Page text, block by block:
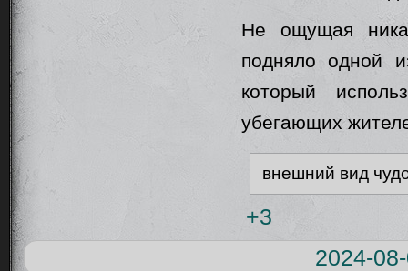
Не ощущая
подняло одной
который
убегающих
внешний вид
+3
2024-